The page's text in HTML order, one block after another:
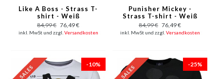
Like A Boss - Strass T-
shirt - Weiß
84,99 € 76,49 €
inkl. MwSt und zzgl. Versandkosten
Punisher Mickey -
Strass T-shirt - Weiß
84,99 € 76,49 €
inkl. MwSt und zzgl. Versandkosten
-10% -25%